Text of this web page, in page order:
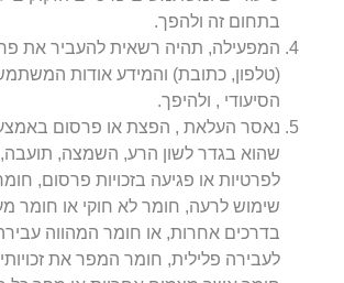
בתחום זה ולהפך.
המפעילה, תהיה רשאית להעביר את
(טלפון, כתובת) והמידע אודות
הסיעודי , ולהיפך.
נאסר העלאת , הפצת או פרסום
שהוא בגדר לשון הרע, השמצה, תועבה,
לפרטיות או פגיעה בזכויות פרסום,
שימוש לרעה, חומר לא חוקי או חומר
בדרכים אחרות, או חומר המהווה עבירה
לעבירה פלילית, חומר המפר את